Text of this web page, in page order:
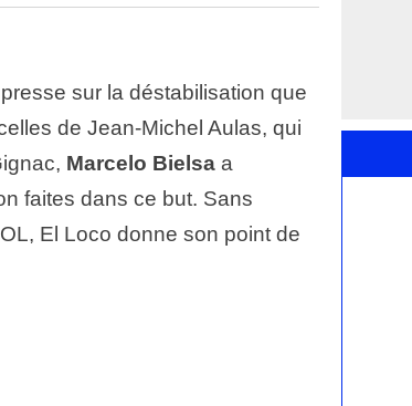
sur la déstabilisation que
de Jean-Michel Aulas, qui
Marcelo Bielsa a
faites dans ce but. Sans
El Loco donne son point de